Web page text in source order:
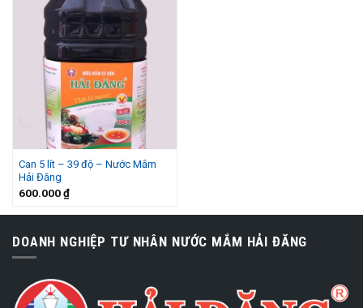
Can 5 lít – 39 độ – Nước Mắm
Hải Đăng
600.000₫
DOANH NGHIỆP TƯ NHÂN NƯỚC MẮM HẢI ĐĂNG